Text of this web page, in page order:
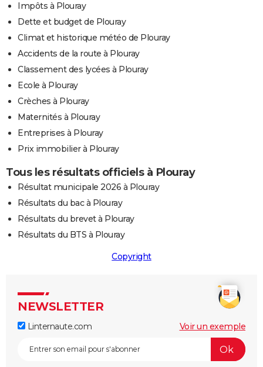
Impôts à Plouray
Dette et budget de Plouray
Climat et historique météo de Plouray
Accidents de la route à Plouray
Classement des lycées à Plouray
Ecole à Plouray
Crèches à Plouray
Maternités à Plouray
Entreprises à Plouray
Prix immobilier à Plouray
Tous les résultats officiels à Plouray
Résultat municipale 2026 à Plouray
Résultats du bac à Plouray
Résultats du brevet à Plouray
Résultats du BTS à Plouray
Copyright
NEWSLETTER
Linternaute.com Voir un exemple